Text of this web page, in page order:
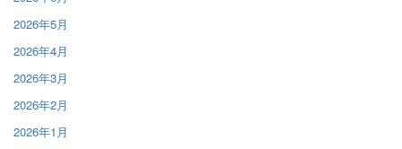
2026年5月
2026年4月
2026年3月
2026年2月
2026年1月